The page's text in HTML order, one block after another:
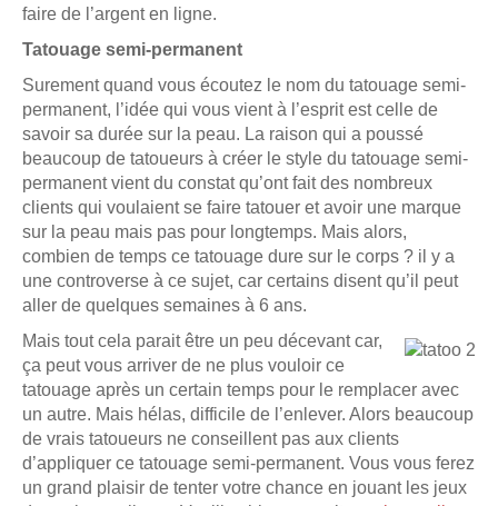
faire de l’argent en ligne.
Tatouage semi-permanent
Surement quand vous écoutez le nom du tatouage semi-
permanent, l’idée qui vous vient à l’esprit est celle de
savoir sa durée sur la peau. La raison qui a poussé
beaucoup de tatoueurs à créer le style du tatouage semi-
permanent vient du constat qu’ont fait des nombreux
clients qui voulaient se faire tatouer et avoir une marque
sur la peau mais pas pour longtemps. Mais alors,
combien de temps ce tatouage dure sur le corps ? il y a
une controverse à ce sujet, car certains disent qu’il peut
aller de quelques semaines à 6 ans.
Mais tout cela parait être un peu décevant car,
ça peut vous arriver de ne plus vouloir ce
tatouage après un certain temps pour le remplacer avec
un autre. Mais hélas, difficile de l’enlever. Alors beaucoup
de vrais tatoueurs ne conseillent pas aux clients
d’appliquer ce tatouage semi-permanent. Vous vous ferez
un grand plaisir de tenter votre chance en jouant les jeux